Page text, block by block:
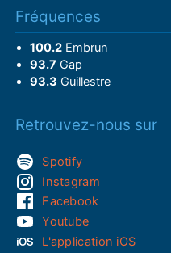
Fréquences
100.2Embrun
93.7 Gap
93.3 Guillestre
Retrouvez-nous sur
Spotify
Instagram
Facebook
Youtube
L'application iOS